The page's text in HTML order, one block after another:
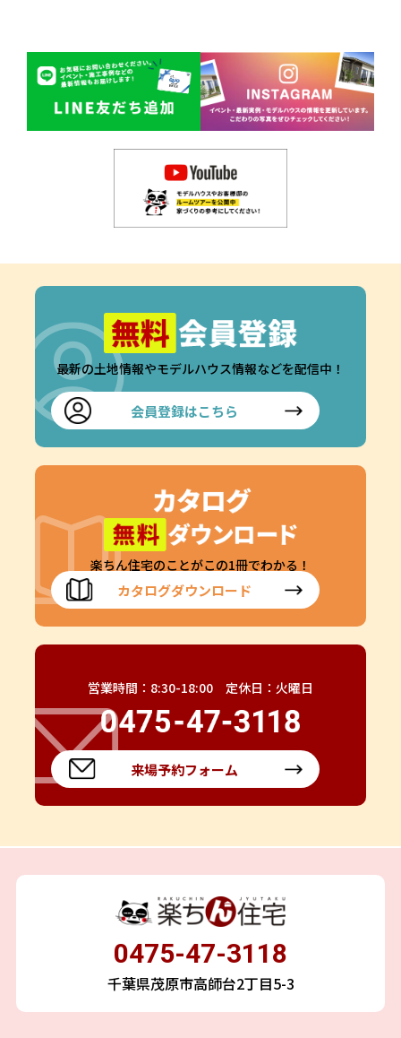
最新の土地情報やモデルハウス情報などを配信中！
会員登録はこちら
楽ちん住宅のことがこの1冊でわかる！
カタログダウンロード
営業時間：8:30-18:00 定休日：火曜日
来場予約フォーム
0475-47-3118
千葉県茂原市高師台2丁目5-3